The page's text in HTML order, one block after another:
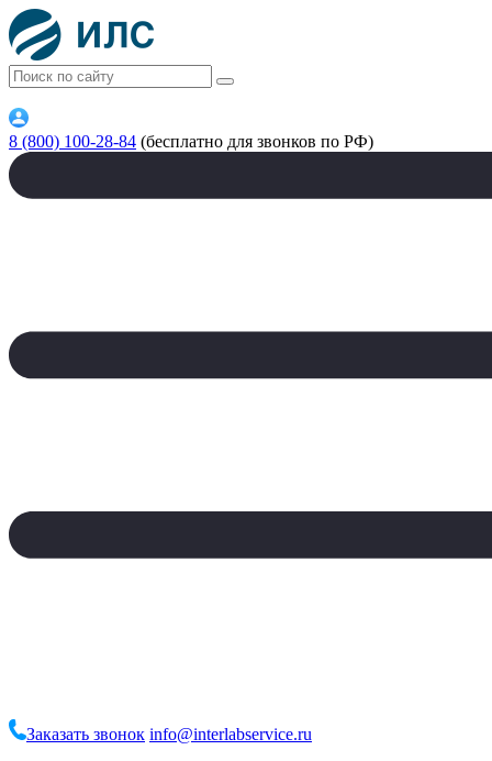
8 (800) 100-28-84 (бесплатно для звонков по РФ)
Заказать звонок info@interlabservice.ru